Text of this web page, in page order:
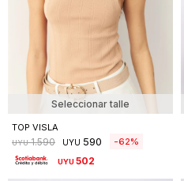
Seleccionar talle
TOP VISLA
UYU 1.590 UYU 590 62
UYU502